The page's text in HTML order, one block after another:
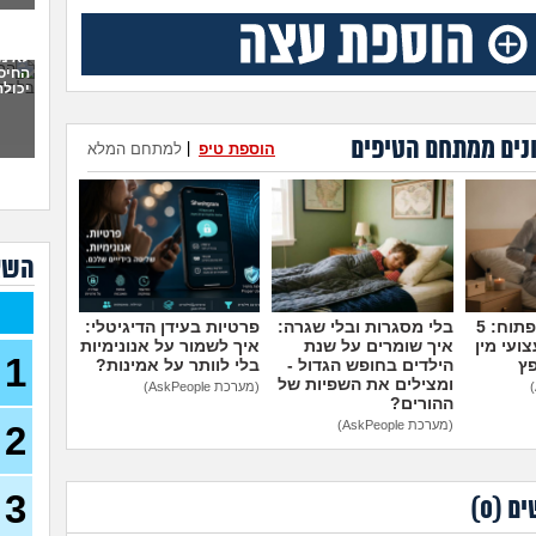
ממתחם הטיפים למתחם המלא הוספת טיפ
מדברים על זה פתוח: 5
מין
בלי מסגרות ובלי שגרה:
איך שומרים על שנת
הילדים בחופש הגדול -
ומצילים את השפיות של
ההורים?
(מערכת AskPeople)
פרטיות בעידן הדיגיטלי:
איך לשמור על אנונימיות
בלי לוותר על אמינות?
(מערכת AskPeople)
(
0
)
18)
(שיר,
בן 21)
מה
לא
1
2
3